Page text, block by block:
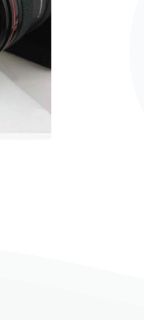
te vergelijken